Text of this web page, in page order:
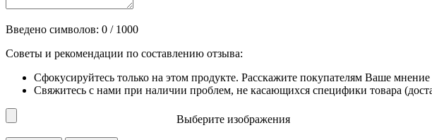
Введено символов: 0 / 1000
Советы и рекомендации по составлению отзыва:
Сфокусируйтесь только на этом продукте. Расскажите покупателям Ваше мнение
Свяжитесь с нами при наличии проблем, не касающихся специфики товара
Выберите изображения